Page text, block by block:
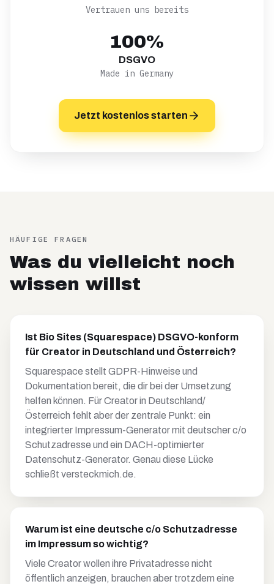
Vertrauen uns bereits
100%
DSGVO
Made in Germany
Jetzt kostenlos starten
HÄUFIGE FRAGEN
Was du vielleicht noch
wissen willst
Ist Bio Sites (Squarespace) DSGVO-konform
für Creator in Deutschland und Österreich?
Squarespace stellt GDPR-Hinweise und
Dokumentation bereit, die dir bei der Umsetzung
helfen können. Für Creator in Deutschland/
Österreich fehlt aber der zentrale Punkt: ein
integrierter Impressum-Generator mit deutscher c/o
Schutzadresse und ein DACH-optimierter
Datenschutz-Generator. Genau diese Lücke
schließt versteckmich.de.
Warum ist eine deutsche c/o Schutzadresse
im Impressum so wichtig?
Viele Creator wollen ihre Privatadresse nicht
öffentlich anzeigen, brauchen aber trotzdem eine